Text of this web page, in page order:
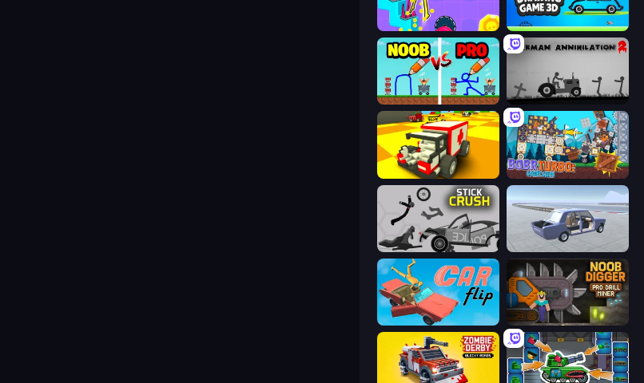
No Pain No Gain - Ragdoll Sandbox Car Drawing Game 3D
DOP Noob: Draw to Save Stickman Annihilation 2
Bobr Turbo: Craft Cars
Stick Crush Car Tuning Simulator
Car Flip! Noob Digger: Pro Drill Miner